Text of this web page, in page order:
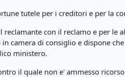
tutele per i creditori e per la
reclamante con il reclamo e per
camera di consiglio e dispone
ministero.
il quale non e' ammesso